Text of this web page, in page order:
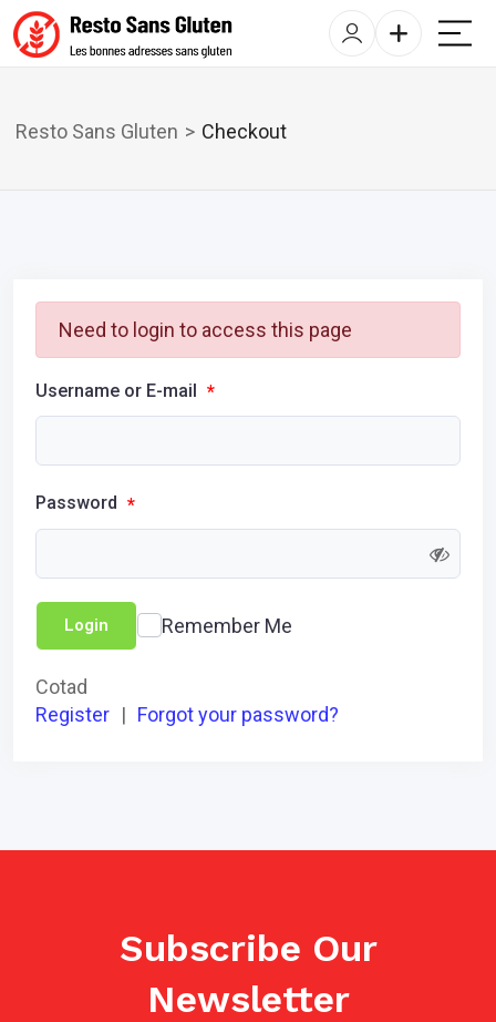
Resto Sans Gluten > Checkout
Need to login to access this page
Username or E-mail *
Password *
Login Remember Me
Cotad
Register | Forgot your password?
Subscribe Our
Newsletter